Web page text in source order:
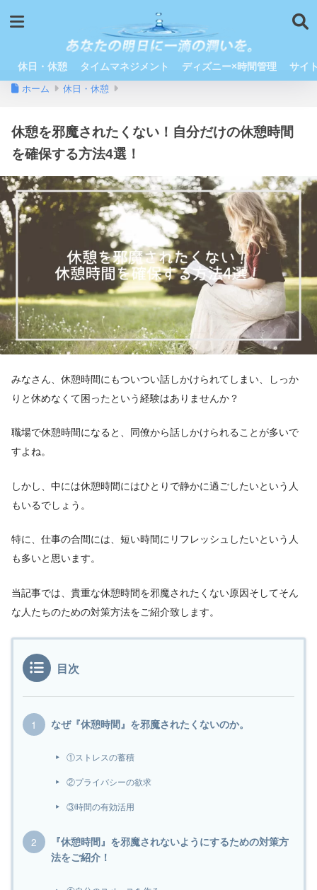
休日・休憩 タイムマネジメント ディズニー×時間管理 サイ
ホーム 休日・休憩
休憩を邪魔されたくない！自分だけの休憩時間
を確保する方法4選！
みなさん、休憩時間にもついつい話しかけられてしまい、しっか
りと休めなくて困ったという経験はありませんか？
職場で休憩時間になると、同僚から話しかけられることが多いで
すよね。
しかし、中には休憩時間にはひとりで静かに過ごしたいという人
もいるでしょう。
特に、仕事の合間には、短い時間にリフレッシュしたいという人
も多いと思います。
当記事では、貴重な休憩時間を邪魔されたくない原因そしてそん
な人たちのための対策方法をご紹介致します。
目次
なぜ『休憩時間』を邪魔されたくないのか。
①ストレスの蓄積
②プライバシーの欲求
③時間の有効活用
『休憩時間』を邪魔されないようにするための対策方
法をご紹介！